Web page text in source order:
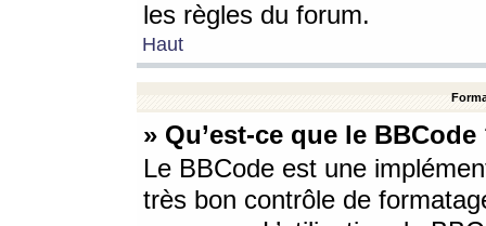
les règles du forum.
Haut
» Qu’est-ce que le BBCode
Le BBCode est une
très bon contrôle de